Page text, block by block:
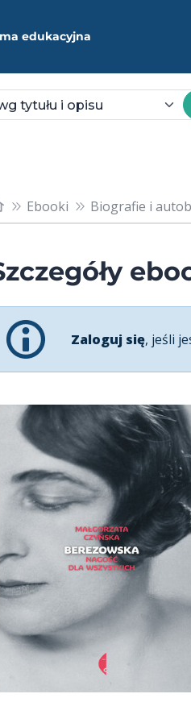
edukacyjna
Ebooki Biografie i
Zaloguj się, jeśli